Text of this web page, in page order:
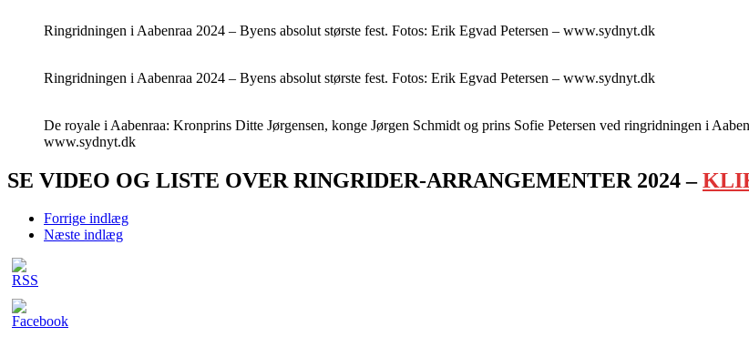
Ringridningen i Aabenraa 2024 – Byens absolut største fest. Fotos: Erik Egvad Petersen – www.sydnyt.dk
Ringridningen i Aabenraa 2024 – Byens absolut største fest. Fotos: Erik Egvad Petersen – www.sydnyt.dk
De royale i Aabenraa: Kronprins Ditte Jørgensen, konge Jørgen Schmidt og prins Sofie Petersen ved ringridningen i
www.sydnyt.dk
SE VIDEO OG LISTE OVER RINGRIDER-ARRANGEMENTER 2024 –
Forrige indlæg
Næste indlæg